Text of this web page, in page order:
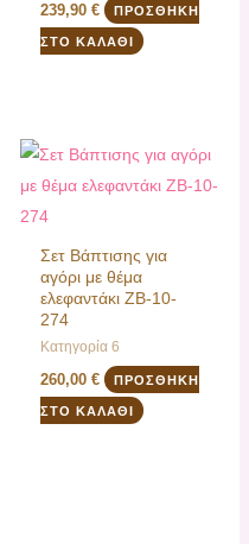
239,90 € ΠΡΟΣΘΉΚΗ
ΣΤΟ ΚΑΛΆΘΙ
Σετ Βάπτισης για
αγόρι με θέμα
ελεφαντάκι ΖΒ-10-
274
Κατηγορία 6
260,00 € ΠΡΟΣΘΉΚΗ
ΣΤΟ ΚΑΛΆΘΙ